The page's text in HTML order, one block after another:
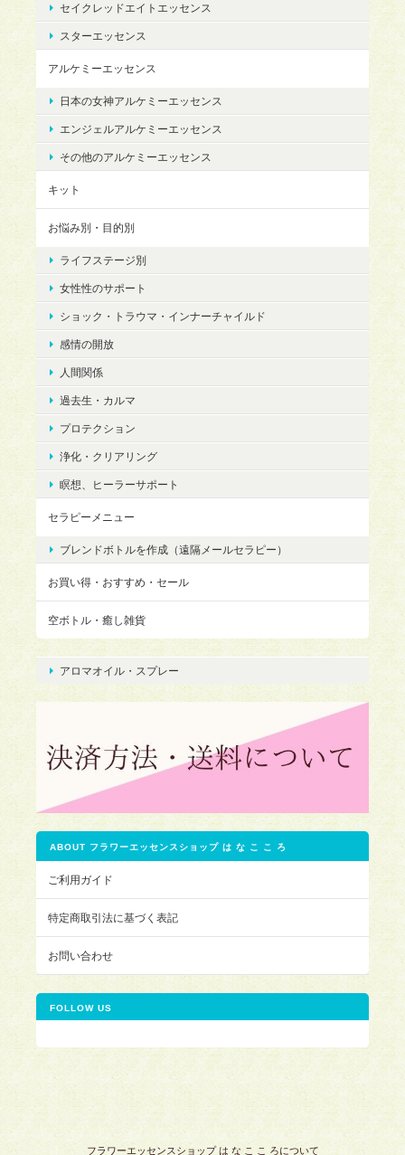
セイクレッドエイトエッセンス
スターエッセンス
アルケミーエッセンス
日本の女神アルケミーエッセンス
エンジェルアルケミーエッセンス
その他のアルケミーエッセンス
キット
お悩み別・目的別
ライフステージ別
女性性のサポート
ショック・トラウマ・インナーチャイルド
感情の開放
人間関係
過去生・カルマ
プロテクション
浄化・クリアリング
瞑想、ヒーラーサポート
セラピーメニュー
ブレンドボトルを作成（遠隔メールセラピー）
お買い得・おすすめ・セール
空ボトル・癒し雑貨
アロマオイル・スプレー
ABOUT フラワーエッセンスショップ は な こ こ ろ
ご利用ガイド
特定商取引法に基づく表記
お問い合わせ
FOLLOW US
フラワーエッセンスショップ は な こ こ ろについて